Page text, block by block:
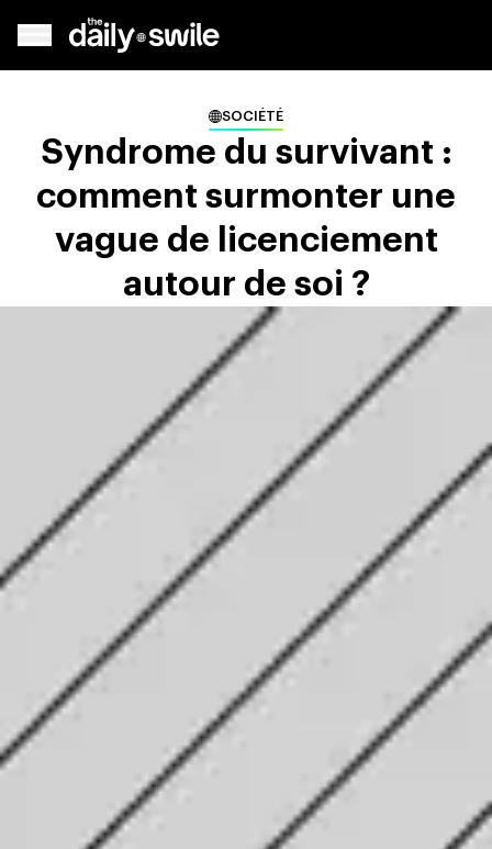
SOCIÉTÉ
Syndrome du survivant :
comment surmonter une
vague de licenciement
autour de soi ?